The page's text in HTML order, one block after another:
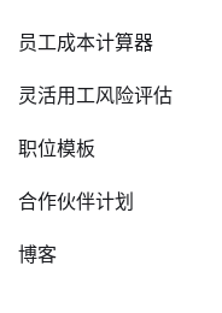
员工成本计算器
灵活用工风险评估
职位模板
合作伙伴计划
博客